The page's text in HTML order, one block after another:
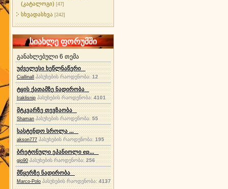
(კატალოგი) [47]
სხვადასხვა [242]
სიახლე ფორუმში
განახლებული 6 თემა
უძველესი ხეწლნაწერი
Ciallinall პასუხების რაოდენობა:12
ტყის ქათამზე ნადირობა
Iraklisnip პასუხების რაოდენობა: 4101
მტკვარზე თევზაობა
Shaman პასუხების რაოდენობა:55
სასტენდო სროლა ...
akson777 პასუხების რაოდენობა:195
ბრეტონული ეპანიოლი ep...
gio90 პასუხების რაოდენობა:256
მწყერზე ნადირობა
Marco-Polo პასუხების რაოდენობა:4137